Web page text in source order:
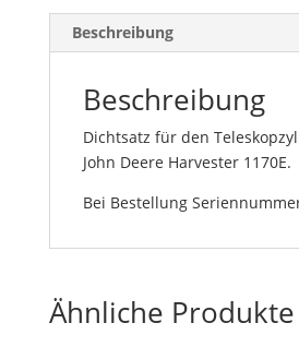
Beschreibung
Beschreibung
Dichtsatz für den
John Deere Harvester 1170E.
Bei Bestellung
Ähnliche Produkte